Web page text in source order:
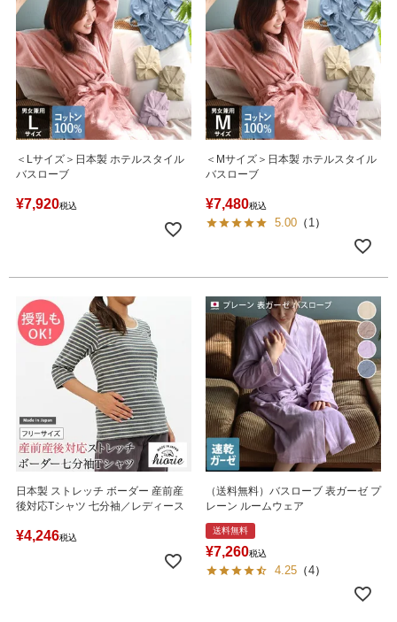
＜Lサイズ＞日本製 ホテルスタイル
バスローブ
¥7,920税込
＜Mサイズ＞日本製 ホテルスタイル
バスローブ
¥7,480税込
5.00 （ 1）
日本製 ストレッチ ボーダー 産前産
後対応Tシャツ 七分袖／レディース
¥4,246税込
（送料無料）バスローブ 表ガーゼ プ
レーン ルームウェア
送料無料
¥7,260税込
4.25 （4）